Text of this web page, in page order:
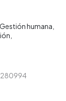
Gestión humana